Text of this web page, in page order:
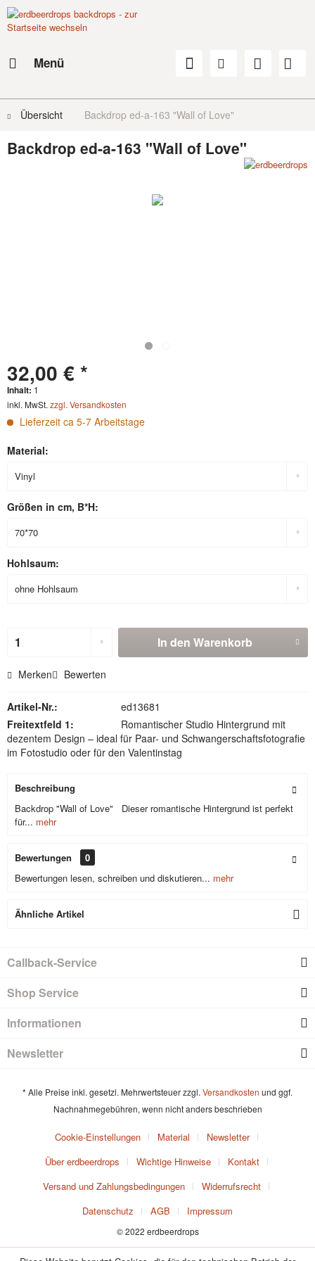
Menü
Übersicht Backdrop ed-a-163 "Wall of Love"
Backdrop ed-a-163 "Wall of Love"
32,00 € *
Inhalt: 1
inkl. MwSt. zzgl. Versandkosten
Lieferzeit ca 5-7 Arbeitstage
Material:
Größen in cm, B*H:
Hohlsaum:
In den Warenkorb
Merken Bewerten
Artikel-Nr.:
ed13681
Freitextfeld 1:
Romantischer Studio Hintergrund mit
dezentem Design – ideal für Paar- und Schwangerschaftsfotografie
im Fotostudio oder für den Valentinstag
Beschreibung
Backdrop "Wall of Love" Dieser romantische Hintergrund ist perfekt
für... mehr
Bewertungen
0
Bewertungen lesen, schreiben und diskutieren... mehr
Ähnliche Artikel
Callback-Service
Shop Service
Informationen
Newsletter
* Alle Preise inkl. gesetzl. Mehrwertsteuer zzgl. Versandkosten und ggf.
Nachnahmegebühren, wenn nicht anders beschrieben
Cookie-Einstellungen Material
Newsletter
Über erdbeerdrops
Wichtige Hinweise
Kontakt
Versand und Zahlungsbedingungen
Widerrufsrecht
Datenschutz
AGB Impressum
© 2022 erdbeerdrops